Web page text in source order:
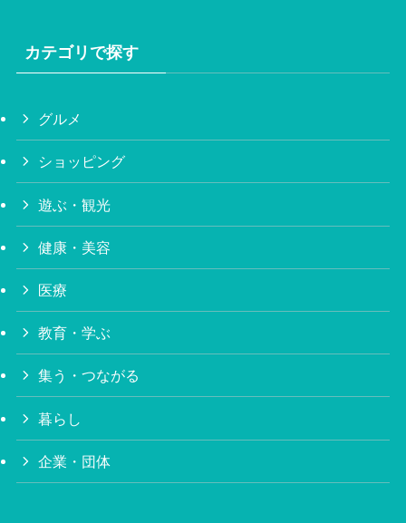
カテゴリで探す
グルメ
ショッピング
遊ぶ・観光
健康・美容
医療
教育・学ぶ
集う・つながる
暮らし
企業・団体